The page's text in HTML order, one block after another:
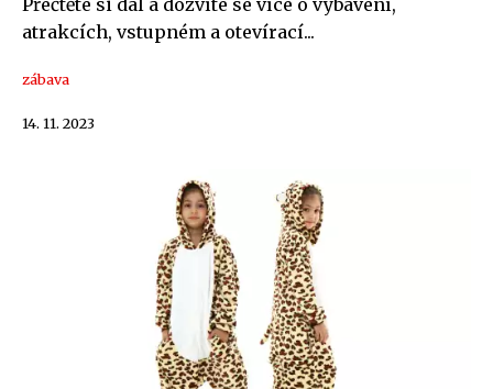
Přečtěte si dál a dozvíte se více o vybavení,
atrakcích, vstupném a otevírací...
zábava
14. 11. 2023